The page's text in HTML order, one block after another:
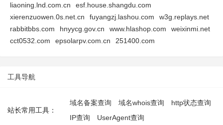
liaoning.lnd.com.cn
esf.house.shangdu.com
xierenzuowen.0s.net.cn
fuyangzj.lashou.com
w3g.replays.net
rabbitbbs.com
hnyycg.gov.cn www.hlashop.com
weixinmi.net
cct0532.com
epsolarpv.com.cn 251400.com
工具导航
站长常用工具：
域名备案查询 域名whois查询
http状态查询
IP查询
UserAgent查询